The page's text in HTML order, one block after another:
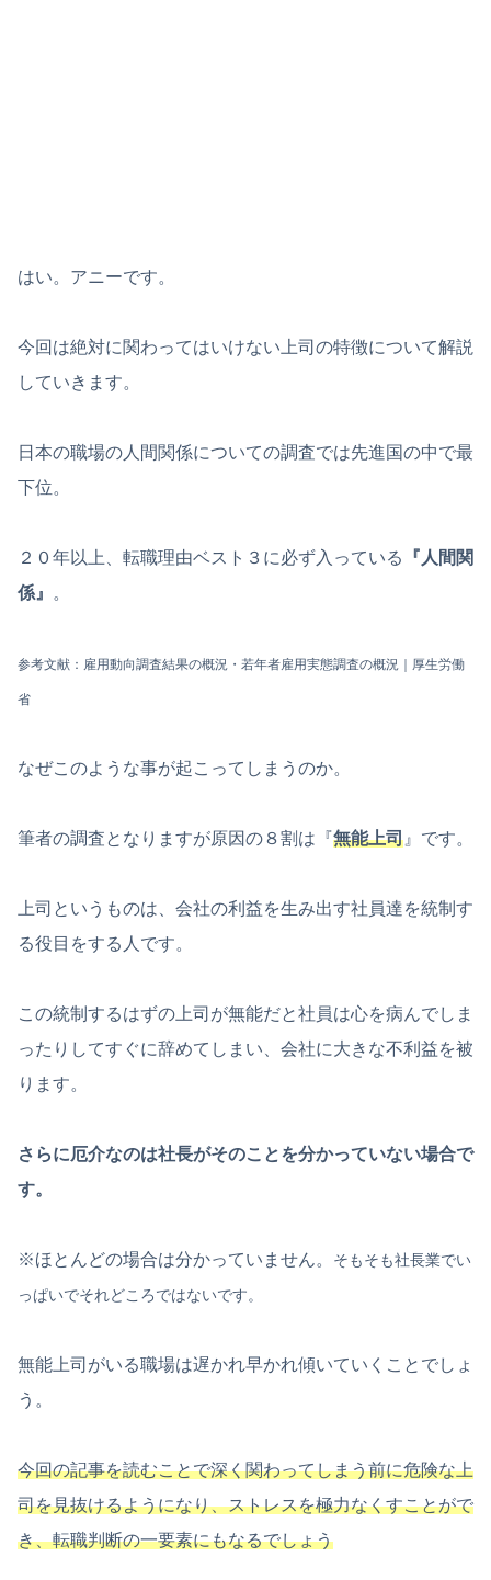
はい。アニーです。
今回は絶対に関わってはいけない上司の特徴について解説
していきます。
日本の職場の人間関係についての調査では先進国の中で最
下位。
２０年以上、転職理由ベスト３に必ず入っている
『人間関
係』
。
参考文献：雇用動向調査結果の概況・若年者雇用実態調査の概況｜厚生労働
省
なぜこのような事が起こってしまうのか。
筆者の調査となりますが原因の８割は『無能上司 』です。
上司というものは、会社の利益を生み出す社員達を統制す
る役目をする人です。
この統制するはずの上司が無能だと社員は心を病んでしま
ったりしてすぐに辞めてしまい、会社に大きな不利益を被
ります。
さらに厄介なのは社長がそのことを分かっていない場合で
す。
※ほとんどの場合は分かっていません。 そもそも社長業でい
っぱいでそれどころではないです。
無能上司がいる職場は遅かれ早かれ傾いていくことでしょ
う。
今回の記事を読むことで深く関わってしまう前に危険な上
司を見抜けるようになり、ストレスを極力なくすことがで
き、転職判断の一要素にもなるでしょう